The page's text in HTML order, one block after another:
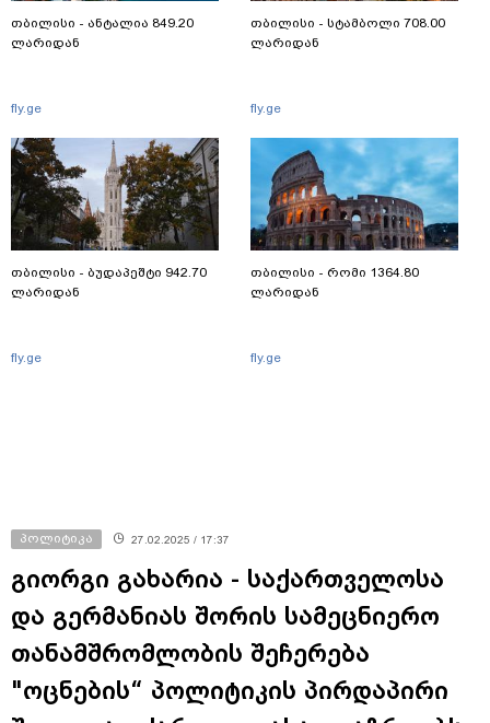
თბილისი - ანტალია 849.20
ლარიდან
fly.ge
თბილისი - ბუდაპეშტი 942.70
ლარიდან
fly.ge
თბილისი - სტამბოლი 708.00
ლარიდან
fly.ge
თბილისი - რომი 1364.80
ლარიდან
fly.ge
პოლიტიკა 27.02.2025 / 17:37
გიორგი გახარია - საქართველოსა
და გერმანიას შორის სამეცნიერო
თანამშრომლობის შეჩერება
"ოცნების“ პოლიტიკის პირდაპირი